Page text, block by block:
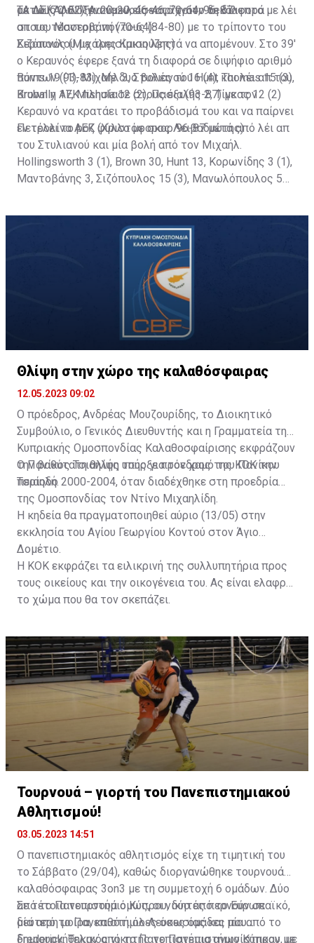
οκτώ (70-62) για να κλείσει το τρίτο δεκάλεπτο με λέι
απ του Μαντοβάνη (70-64).
με τους φιλοξενούμενους να ρίχνουν τη διαφορά
στους τέσσερις πόντους (84-80) με το τρίποντο του
Σιζόπουλου με τρεισίμιση λεπτά να απομένουν. Στο 39'
ο Κεραυνός έφερε ξανά τη διαφορά σε διψήφιο αριθμό
πόντων (93-83). Με δυο βολές του Hunt και λέι απ του
Brown η ΑΕΚ πλησίασε στους έξι (93-87) με τον
Κεραυνό να κρατάει το προβάδισμά του και να παίρνει
εν τέλει το ροζ φύλλο με σκορ 96-87 μετά από λέι απ
του Στυλιανού και μία βολή από τον Μιχαήλ.
ΤΑ ΔΕΚΑΛΕΠΤΑ: 20-20, 46-46, 70-64, 96-87
Κεραυνός (Μιχάλης Κακιούζης)
Burns 19 (1), Μιχαήλ 3, Στυλιανού 16 (4), Thomas 15 (3),
Krubally 17, Mishula 12 (2), Πασιαλής 2, Τίγκας 12 (2)
Πετρολίνα ΑΕΚ (Χριστόφορος Λειβαδιώτης)
Hollingsworth 3 (1), Brown 30, Hunt 13, Κορωνίδης 3 (1),
Μαντοβάνης 3, Σιζόπουλος 15 (3), Μανωλόπουλος 5
Θλίψη στην χώρο της καλαθόσφαιρας
12.05.2023 09:02
Ο πρόεδρος, Ανδρέας Μουζουρίδης, το Διοικητικό
Συμβούλιο, ο Γενικός Διευθυντής και η Γραμματεία της
Κυπριακής Ομοσπονδίας Καλαθοσφαίρισης εκφράζουν
την βαθύτατη θλίψη τους για τον χαμό του Πανίκου
Τσιαηλή.
Ο Πανίκος Τσιαηλής υπήρξε πρόεδρος της ΚΟΚ την
περίοδο 2000-2004, όταν διαδέχθηκε στη προεδρία
της Ομοσπονδίας τον Ντίνο Μιχαηλίδη.
Η κηδεία θα πραγματοποιηθεί αύριο (13/05) στην
εκκλησία του Αγίου Γεωργίου Κοντού στον Άγιο
Δομέτιο.
Η ΚΟΚ εκφράζει τα ειλικρινή της συλλυπητήρια προς
τους οικείους και την οικογένεια του. Ας είναι ελαφρύ
το χώμα που θα τον σκεπάζει.
Τουρνουά – γιορτή του Πανεπιστημιακού
Αθλητισμού!
03.05.2023 14:51
Ο πανεπιστημιακός αθλητισμός είχε τη τιμητική του
το Σάββατο (29/04), καθώς διοργανώθηκε τουρνουά
καλαθόσφαιρας 3on3 με τη συμμετοχή 6 ομάδων. Δύο
από το Πανεπιστήμιο Κύπρου, δύο από το Ευρωπαϊκό,
μία από το Πανεπιστήμιο Λευκωσίας και μία από το
Frederick. Τελικός νικητής το Πανεπιστήμιο Κύπρου, με
Σε τέτοια τουρνουά όμως, οι νικητές περνούν σε
δεύτερη μοίρα, καθότι όλες όσες ομάδες που
δημιουργήθηκαν από τα Πανεπιστήμια αγωνίστηκαν με